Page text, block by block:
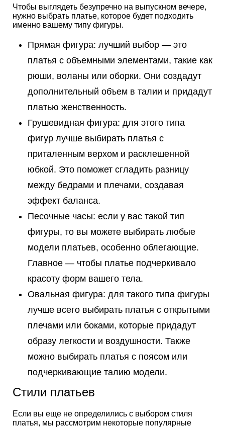
Чтобы выглядеть безупречно на выпускном вечере,
нужно выбрать платье, которое будет подходить
именно вашему типу фигуры.
Прямая фигура: лучший выбор — это
платья с объемными элементами, такие как
рюши, воланы или оборки. Они создадут
дополнительный объем в талии и придадут
платью женственность.
Грушевидная фигура: для этого типа
фигур лучше выбирать платья с
приталенным верхом и расклешенной
юбкой. Это поможет сгладить разницу
между бедрами и плечами, создавая
эффект баланса.
Песочные часы: если у вас такой тип
фигуры, то вы можете выбирать любые
модели платьев, особенно облегающие.
Главное — чтобы платье подчеркивало
красоту форм вашего тела.
Овальная фигура: для такого типа фигуры
лучше всего выбирать платья с открытыми
плечами или боками, которые придадут
образу легкости и воздушности. Также
можно выбирать платья с поясом или
подчеркивающие талию модели.
Стили платьев
Если вы еще не определились с выбором стиля
платья, мы рассмотрим некоторые популярные